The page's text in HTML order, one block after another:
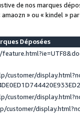
de nos marques
» ou « kindel »
Déposées
customer/
customer/
customer/